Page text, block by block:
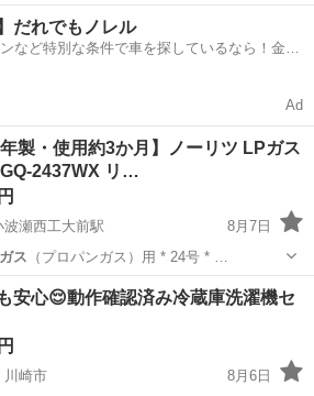
だれでもノレル
など特別な条件で車を探しているなら！金利
Ad
年製・使用約3か月】ノーリツ LPガス
2437WX リ…
瀬西工大前駅
8月7日
ス （プロパンガス）用 * 24号 * …
西工大前駅 キッチン家電
安心😌動作確認済み冷蔵庫洗濯機セ
川崎市
8月6日